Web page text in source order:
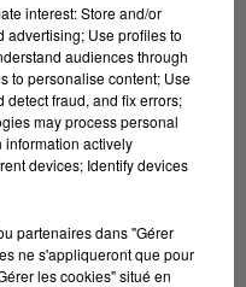
interest: Store and/or
advertising; Use profiles to
audiences through
to personalise content; Use
detect fraud, and fix errors;
may process personal
information actively
devices; Identify devices
partenaires dans "Gérer
ne s'appliqueront que pour
les cookies" situé en